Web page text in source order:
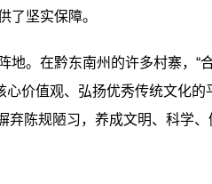
了坚实保障。
。在黔东南州的许多村寨，“
心价值观、弘扬优秀传统文化的
弃陈规陋习，养成文明、科学